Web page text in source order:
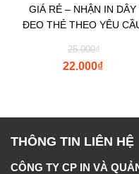
GIÁ RẺ – NHẬN IN DÂY
ĐEO THẺ THEO YÊU
₫
25.000
₫
22.000
THÔNG TIN LIÊN HỆ
CÔNG TY CP IN VÀ